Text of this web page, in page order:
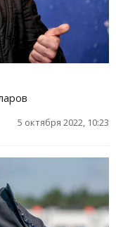
5 октября 2022, 10:23